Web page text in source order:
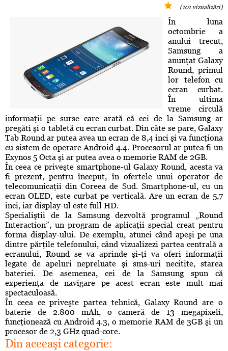
(101 vizualizări)
În luna
octombrie a
anului trecut,
Samsung a
anunţat Galaxy
Round, primul
lor telefon cu
ecran curbat.
În ultima
vreme circulă
informaţii pe surse care arată că cei de la Samsung ar
pregăti şi o tabletă cu ecran curbat. Din câte se pare, Galaxy
Tab Round ar putea avea un ecran de 8,4 inci şi va funcţiona
cu sistem de operare Android 4.4. Procesorul ar putea fi un
Exynos 5 Octa şi ar putea avea o memorie RAM de 2GB.
În ceea ce priveşte smartphone-ul Galaxy Round, acesta va
fi prezent, pentru început, în ofertele unui operator de
telecomunicaţii din Coreea de Sud. Smartphone-ul, cu un
ecran OLED, este curbat pe verticală. Are un ecran de 5,7
inci, iar display-ul este full HD.
Specialiştii de la Samsung dezvoltă programul „Round
Interaction”, un program de aplicaţii special creat pentru
forma display-ului. De exemplu, atunci când apeşi pe una
dintre părţile telefonului, când vizualizezi partea centrală a
ecranului, Round se va aprinde şi-ţi va oferi informaţii
legate de apeluri nepreluate şi sms-uri necitite, starea
bateriei. De asemenea, cei de la Samsung spun că
experienţa de navigare pe acest ecran este mult mai
spectaculoasă.
În ceea ce priveşte partea tehnică, Galaxy Round are o
baterie de 2.800 mAh, o cameră de 13 megapixeli,
funcţionează cu Android 4.3, o memorie RAM de 3GB şi un
procesor de 2,3 GHz quad-core.
Din aceeaşi categorie: